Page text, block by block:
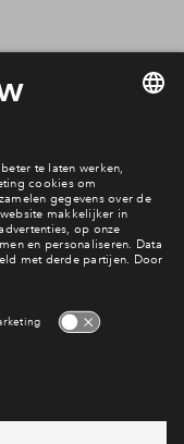
type
v.o.n.
734.000 v.o.n.